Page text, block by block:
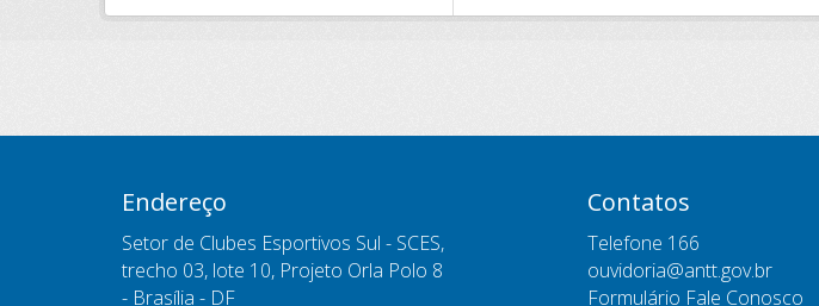
Endereço
Setor de Clubes Esportivos Sul - SCES,
trecho 03, lote 10, Projeto Orla Polo 8
- Brasília - DF
Contatos
Telefone 166
ouvidoria@antt.gov.br
Formulário Fale Conosco